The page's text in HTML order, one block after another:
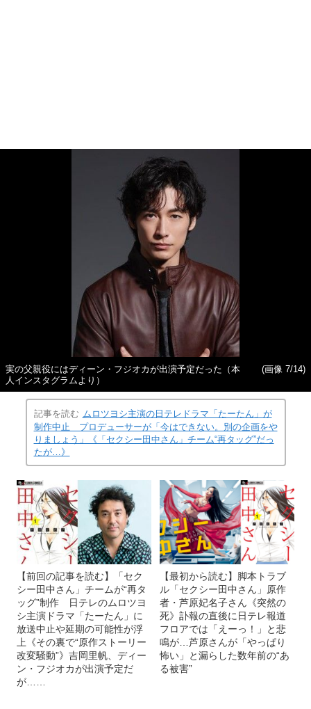
実の父親役にはディーン・フジオカが出演予定だった（本
人インスタグラムより）
(画像 7/14)
記事を読む ムロツヨシ主演の日テレドラマ「たーたん」が
制作中止 プロデューサーが「今はできない。別の企画をや
りましょう」《「セクシー田中さん」チーム“再タッグ”だっ
たが…》
【前回の記事を読む】「セク
シー田中さん」チームが“再タ
ッグ”制作 日テレのムロツヨ
シ主演ドラマ「たーたん」に
放送中止や延期の可能性が浮
上《その裏で“原作ストーリー
改変騒動”》吉岡里帆、ディー
ン・フジオカが出演予定だ
が……
【最初から読む】脚本トラブ
ル「セクシー田中さん」原作
者・芦原妃名子さん《突然の
死》訃報の直後に日テレ報道
フロアでは「えーっ！」と悲
鳴が…芦原さんが「やっぱり
怖い」と漏らした数年前の“あ
る被害”